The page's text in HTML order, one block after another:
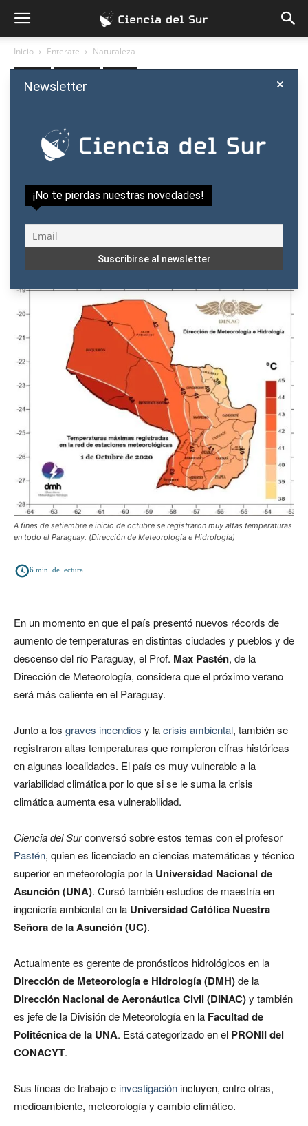
Inicio Enterate Naturaleza
Paraguay rompe récords de
temperaturas y tendría un
verano más caliente, según
Ciencia del Sur - octubre 19, 2020
A fines de setiembre e inicio de octubre se registraron muy altas temperaturas
en todo el Paraguay. (Dirección de Meteorología e Hidrología)
6 min. de lectura
En un momento en que el país presentó nuevos récords de
aumento de temperaturas en distintas ciudades y pueblos y de
descenso del río Paraguay, el Prof. Max Pastén, de la
Dirección de Meteorología, considera que el próximo verano
será más caliente en el Paraguay.
Junto a los graves incendios y lacrisis ambiental, también se
registraron altas temperaturas que rompieron cifras históricas
en algunas localidades. El país es muy vulnerable a la
variabilidad climática por lo que si se le suma la crisis
climática aumenta esa vulnerabilidad.
Ciencia del Surconversó sobre estos temas con el profesor
Pastén, quien es licenciado en ciencias matemáticas y técnico
superior en meteorología por la Universidad Nacional de
Asunción (UNA). Cursó también estudios de maestría en
ingeniería ambiental en la Universidad Católica Nuestra
Señora de la Asunción (UC).
Actualmente es gerente de pronósticos hidrológicos en la
Dirección de Meteorología e Hidrología (DMH)de la
Dirección Nacional de Aeronáutica Civil (DINAC)y también
es jefe de la División de Meteorología en la Facultad de
Politécnica de la UNA. Está categorizado en el PRONII del
CONACYT.
Sus líneas de trabajo e investigaciónincluyen, entre otras,
medioambiente, meteorología y cambio climático.
Newsletter
¡No te pierdas nuestras novedades!